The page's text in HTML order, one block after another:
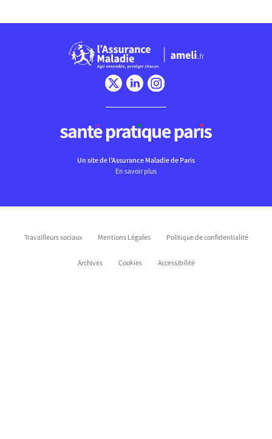
Un site de l’Assurance Maladie de Paris
En savoir plus
Travailleurs sociaux Mentions Légales Politique de confidentialité
Archives Cookies Accessibilité